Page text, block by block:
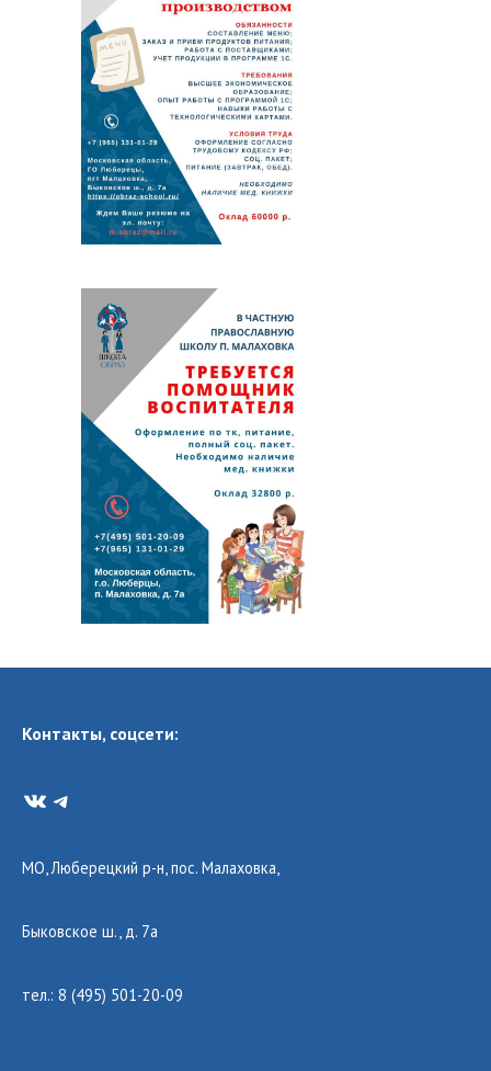
Контакты, соцсети:
VKTelegram
МО, Люберецкий р-н, пос. Малаховка,
Быковское ш., д. 7а
тел.: 8 (495) 501-20-09